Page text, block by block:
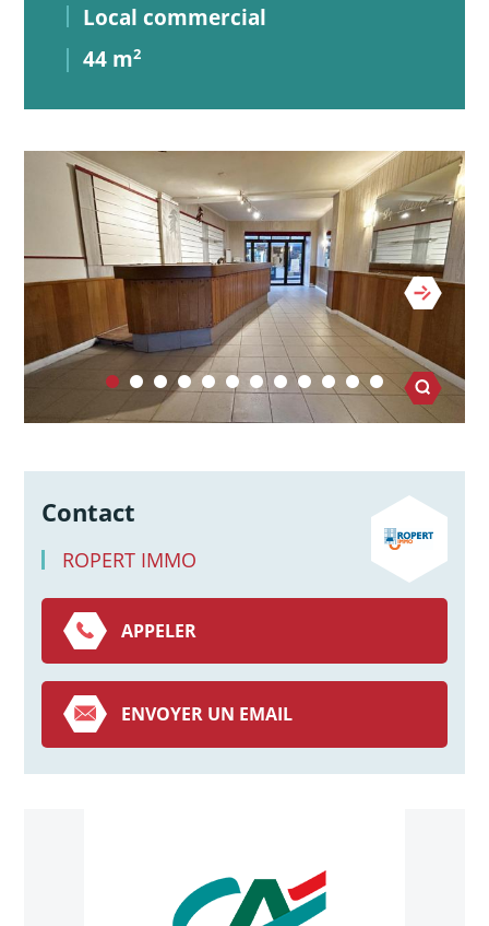
Local commercial
44 m2
Contact
ROPERT IMMO
APPELER
ENVOYER UN EMAIL